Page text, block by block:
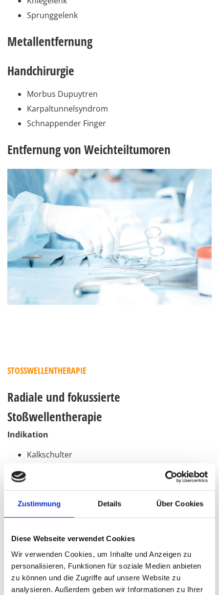
Zustimmung Details Über Cookies
Diese Webseite verwendet Cookies
Wir verwenden Cookies, um Inhalte und Anzeigen zu
personalisieren, Funktionen für soziale Medien anbieten
zu können und die Zugriffe auf unsere Website zu
analysieren. Außerdem geben wir Informationen zu Ihrer
Sprunggelenk
Metallentfernung
Handchirurgie
Morbus Dupuytren
Karpaltunnelsyndrom
Schnappender Finger
Entfernung von Weichteiltumoren
STOSSWELLENTHERAPIE
Radiale und fokussierte
Stoßwellentherapie
Indikation
Kalkschulter
Kniescheibenspitzensyndrom